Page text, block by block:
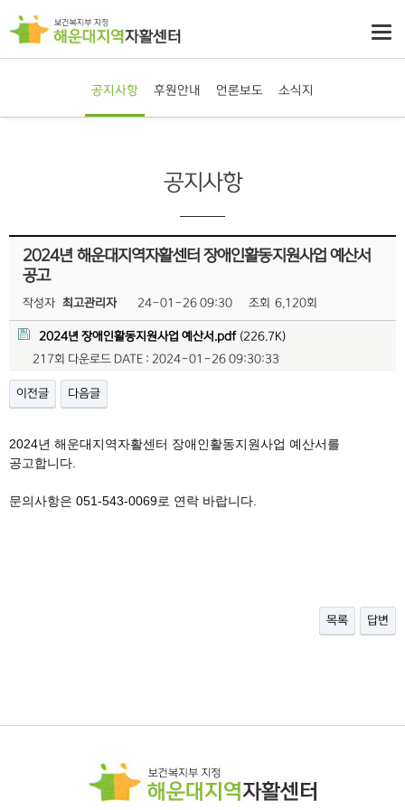
공지사항 후원안내 언론보도 소식지
공지사항
2024년 해운대지역자활센터 장애인활동지원사업 예산서
공고
작성자 최고관리자 24-01-26 09:30 조회 6,120회
2024년 장애인활동지원사업 예산서.pdf(226.7K)
217회 다운로드 DATE : 2024-01-26 09:30:33
이전글 다음글
2024년 해운대지역자활센터 장애인활동지원사업 예산서를
공고합니다.
문의사항은 051-543-0069로 연락 바랍니다.
목록 답변